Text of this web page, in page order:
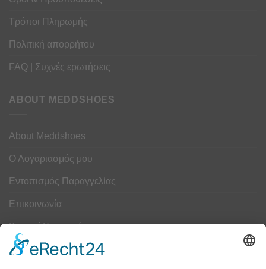
Τρόποι Πληρωμής
Πολιτική απορρήτου
FAQ | Συχνές ερωτήσεις
ABOUT MEDDSHOES
About Meddshoes
Ο Λογαριασμός μου
Εντοπισμός Παραγγελίας
Επικοινωνία
Κουμπί Υπαναχώρησης